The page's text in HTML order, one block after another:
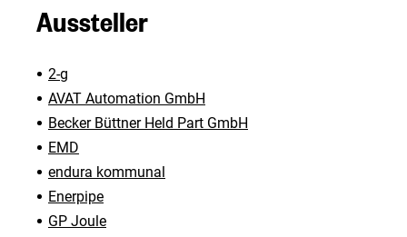
Aussteller
2-g
AVAT Automation GmbH
Becker Büttner Held Part GmbH
EMD
endura kommunal
Enerpipe
GP Joule